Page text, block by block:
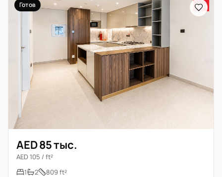
Готов
AED 85 тыс.
AED 105 / ft²
1
2 809 ft²